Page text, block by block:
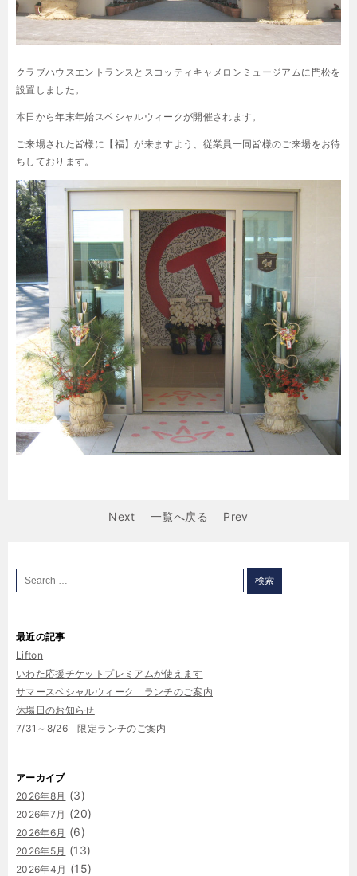
クラブハウスエントランスとスコッティキャメロンミュージアムに門松を
設置しました。
本日から年末年始スペシャルウィークが開催されます。
ご来場された皆様に【福】が来ますよう、従業員一同皆様のご来場をお待
ちしております。
Next 一覧へ戻る Prev
最近の記事
Lifton
いわた応援チケットプレミアムが使えます
サマースペシャルウィーク ランチのご案内
休場日のお知らせ
7/31～8/26 限定ランチのご案内
アーカイブ
2026年8月 (3)
2026年7月 (20)
2026年6月 (6)
2026年5月 (13)
2026年4月 (15)